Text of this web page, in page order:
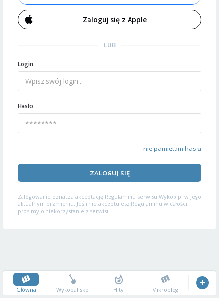
Zaloguj się z Apple
LUB
Login
Hasło
nie pamiętam hasła
ZALOGUJ SIĘ
Zalogowanie oznacza akceptację Regulaminu serwisu Wykop.pl w jego
aktualnym brzmieniu. Jeśli nie akceptujesz Regulaminu w całości,
prosimy o niekorzystanie z serwisu.
Główna Wykopalisko Hity Mikroblog